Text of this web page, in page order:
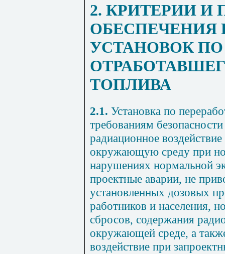
2. КРИТЕРИИ
ОБЕСПЕЧЕНИЯ
УСТАНОВОК ПО
ТОПЛИВА
2.1. Установка по
требованиям
радиационное
окружающую среду при
нарушениях нормальной
проектные аварии, не
установленных дозовых
работников и населения,
сбросов, содержания
окружающей среде, а
воздействие при